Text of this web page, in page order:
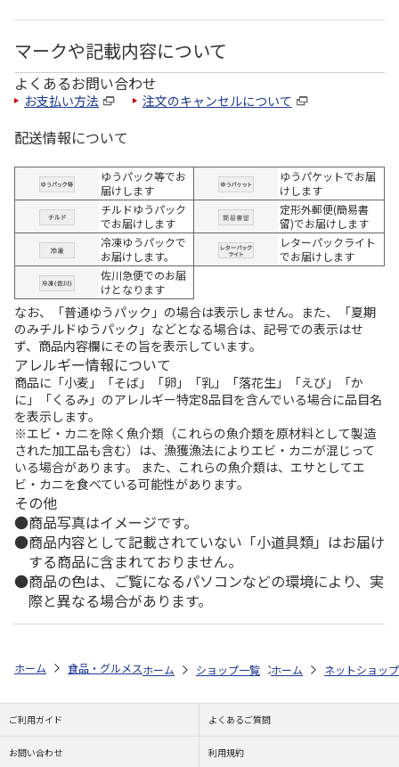
マークや記載内容について
よくあるお問い合わせ
お支払い方法 注文のキャンセルについて
配送情報について
ゆうパック等でお
届けします
ゆうパケットでお届
けします
チルドゆうパック
でお届けします
定形外郵便(簡易書
留)でお届けします
冷凍ゆうパックで
お届けします。
レターパックライト
でお届けします
佐川急便でのお届
けとなります
なお、「普通ゆうパック」の場合は表示しません。また、「夏期
のみチルドゆうパック」などとなる場合は、記号での表示はせ
ず、商品内容欄にその旨を表示しています。
アレルギー情報について
商品に「小麦」「そば」「卵」「乳」「落花生」「えび」「か
に」「くるみ」のアレルギー特定8品目を含んでいる場合に品目名
を表示します。
※エビ・カニを除く魚介類（これらの魚介類を原材料として製造
された加工品も含む）は、漁獲漁法によりエビ・カニが混じって
いる場合があります。 また、これらの魚介類は、エサとしてエ
ビ・カニを食べている可能性があります。
その他
商品写真はイメージです。
商品内容として記載されていない「小道具類」はお届け
する商品に含まれておりません。
商品の色は、ご覧になるパソコンなどの環境により、実
際と異なる場合があります。
ホーム 食品・グルメストア 都道府県から探す 北海道 モリーズ
ホーム ショップ一覧 MOLLY'S SMOKED
ホーム ネットショップ
ご利用ガイド よくあるご質問
お問い合わせ 利用規約